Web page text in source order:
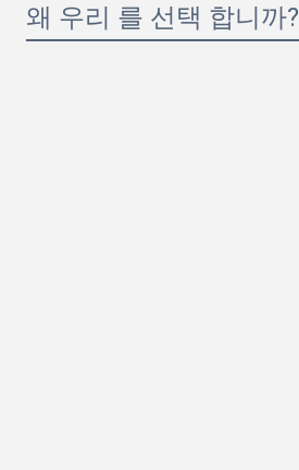
왜 우리 를 선택 합니까?